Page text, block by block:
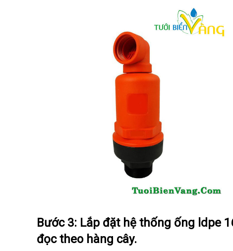
Bước 3: Lắp đặt hệ thống ống ldpe
đọc theo hàng cây.